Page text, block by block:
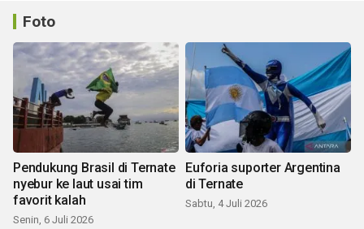
Foto
Pendukung Brasil di Ternate
nyebur ke laut usai tim
favorit kalah
Senin, 6 Juli 2026
Euforia suporter Argentina
di Ternate
Sabtu, 4 Juli 2026